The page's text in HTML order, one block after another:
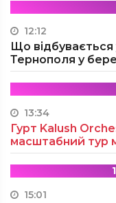
12:12
Що
Тернополя у
13:34
Гурт Kalush
масштабний тур
15:01